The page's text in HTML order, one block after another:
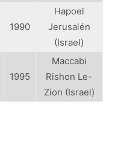
1990
Hapoel
Jerusalén
(Israel)
1995
Maccabi
Rishon Le-
Zion (Israel)